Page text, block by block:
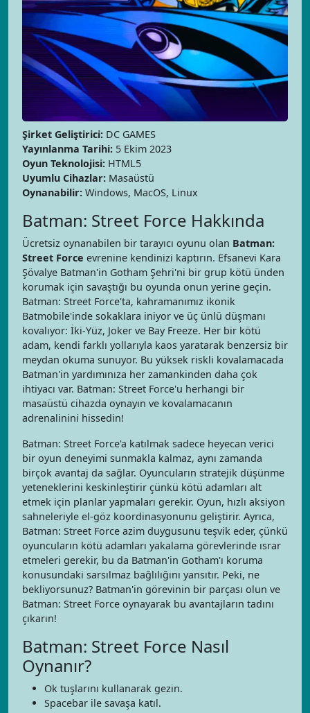
Şirket Geliştirici: DC GAMES
Yayınlanma Tarihi: 5 Ekim 2023
Oyun Teknolojisi: HTML5
Uyumlu Cihazlar: Masaüstü
Oynanabilir: Windows, MacOS, Linux
Batman: Street Force Hakkında
Ücretsiz oynanabilen bir tarayıcı oyunu olan Batman:
Street Force evrenine kendinizi kaptırın. Efsanevi Kara
Şövalye Batman'in Gotham Şehri'ni bir grup kötü ünden
korumak için savaştığı bu oyunda onun yerine geçin.
Batman: Street Force'ta, kahramanımız ikonik
Batmobile'inde sokaklara iniyor ve üç ünlü düşmanı
kovalıyor: İki-Yüz, Joker ve Bay Freeze. Her bir kötü
adam, kendi farklı yollarıyla kaos yaratarak benzersiz bir
meydan okuma sunuyor. Bu yüksek riskli kovalamacada
Batman'in yardımınıza her zamankinden daha çok
ihtiyacı var. Batman: Street Force'u herhangi bir
masaüstü cihazda oynayın ve kovalamacanın
adrenalinini hissedin!
Batman: Street Force'a katılmak sadece heyecan verici
bir oyun deneyimi sunmakla kalmaz, aynı zamanda
birçok avantaj da sağlar. Oyuncuların stratejik düşünme
yeteneklerini keskinleştirir çünkü kötü adamları alt
etmek için planlar yapmaları gerekir. Oyun, hızlı aksiyon
sahneleriyle el-göz koordinasyonunu geliştirir. Ayrıca,
Batman: Street Force azim duygusunu teşvik eder, çünkü
oyuncuların kötü adamları yakalama görevlerinde ısrar
etmeleri gerekir, bu da Batman'in Gotham'ı koruma
konusundaki sarsılmaz bağlılığını yansıtır. Peki, ne
bekliyorsunuz? Batman'in görevinin bir parçası olun ve
Batman: Street Force oynayarak bu avantajların tadını
çıkarın!
Batman: Street Force Nasıl
Oynanır?
Ok tuşlarını kullanarak gezin.
Spacebar ile savaşa katıl.